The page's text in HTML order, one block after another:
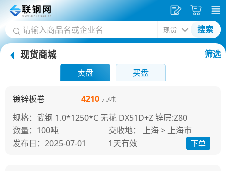
搜索
发
供
采
购
现货商城
筛选
卖盘
买盘
镀锌板卷 4210 元/吨
发布日：2025-07-01
规格：武钢 1.0*1250*C 无花 DX51D+Z 锌层:Z80
下单
100吨
交收地： 上海 > 上海市
1天有效